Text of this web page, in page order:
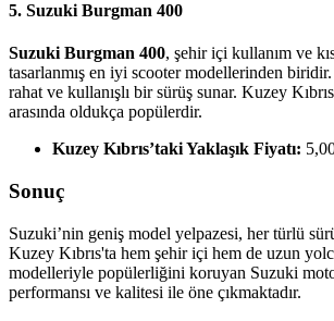
5. Suzuki Burgman 400
Suzuki Burgman 400, şehir içi kullanım ve
tasarlanmış en iyi scooter modellerinden
rahat ve kullanışlı bir sürüş sunar. Kuzey
arasında oldukça popülerdir.
Kuzey Kıbrıs’taki Yaklaşık Fiyatı:
Sonuç
Suzuki’nin geniş model yelpazesi, her türlü
Kuzey Kıbrıs'ta hem şehir içi hem de uzun
modelleriyle popülerliğini koruyan Suzuki
performansı ve kalitesi ile öne çıkmaktadır.